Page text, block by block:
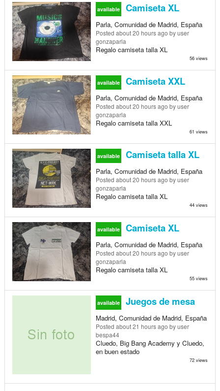
available Camiseta XL
Parla, Comunidad de Madrid, España
Posted about 20 hours ago by user
gonzaparla
Regalo camiseta talla XL
56 views
available Camiseta XXL
Parla, Comunidad de Madrid, España
Posted about 20 hours ago by user
gonzaparla
Regalo camiseta talla XXL
61 views
available Camiseta talla XL
Parla, Comunidad de Madrid, España
Posted about 20 hours ago by user
gonzaparla
Regalo camiseta talla XL
44 views
available Camiseta XL
Parla, Comunidad de Madrid, España
Posted about 20 hours ago by user
gonzaparla
Regalo camiseta talla XL
55 views
available Juegos de mesa
Madrid, Comunidad de Madrid, España
Posted about 21 hours ago by user
bespa44
Cluedo, Big Bang Academy y Cluedo,
en buen estado
72 views